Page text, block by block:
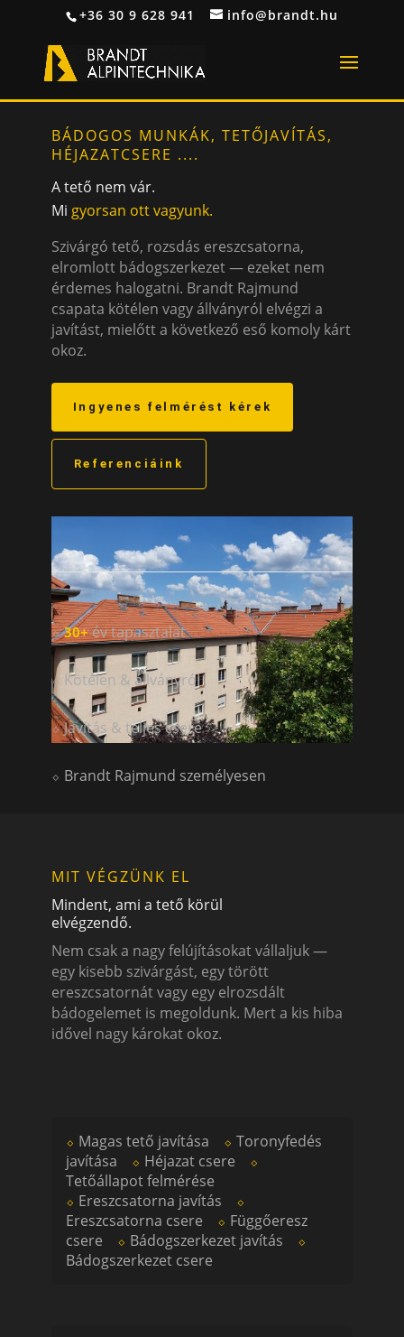
+36 30 9 628 941 info@brandt.hu
BÁDOGOS MUNKÁK, TETŐJAVÍTÁS,
HÉJAZATCSERE ....
A tető nem vár.
Mi gyorsan ott vagyunk.
Szivárgó tető, rozsdás ereszcsatorna,
elromlott bádogszerkezet — ezeket nem
érdemes halogatni. Brandt Rajmund
csapata kötélen vagy állványról elvégzi a
javítást, mielőtt a következő eső komoly kárt
okoz.
Ingyenes felmérést kérek
Referenciáink
⬦30+év tapasztalat
⬦ Kötélen & állványról
⬦ Javítás & teljes csere
⬦ Brandt Rajmund személyesen
MIT VÉGZÜNK EL
Mindent, ami a tető körül
elvégzendő.
Nem csak a nagy felújításokat vállaljuk —
egy kisebb szivárgást, egy törött
ereszcsatornát vagy egy elrozsdált
bádogelemet is megoldunk. Mert a kis hiba
idővel nagy károkat okoz.
⬦ Magas tető javítása ⬦ Toronyfedés
javítása ⬦ Héjazat csere ⬦
Tetőállapot felmérése
⬦ Ereszcsatorna javítás ⬦
Ereszcsatorna csere ⬦ Függőeresz
csere ⬦ Bádogszerkezet javítás ⬦
Bádogszerkezet csere